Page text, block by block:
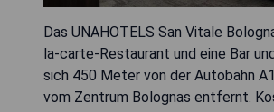
Das UNAHOTELS San Vitale
la-carte-Restaurant und eine Bar
sich 450 Meter von der Autobahn
vom Zentrum Bolognas entfernt.